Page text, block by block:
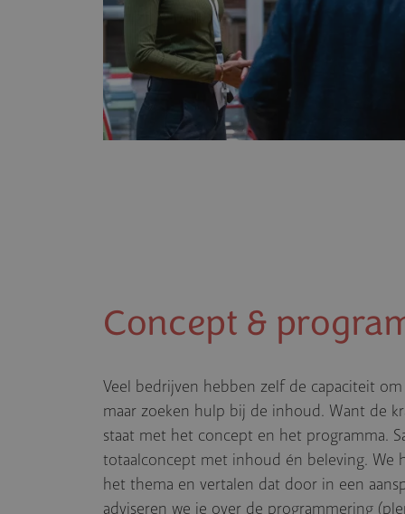
Concept &
Veel bedrijven hebben zelf de capaciteit
maar zoeken hulp bij de inhoud. Want de
staat met het concept en het programma.
totaalconcept met inhoud én beleving. We
het thema en vertalen dat door in een
adviseren we je over de programmering